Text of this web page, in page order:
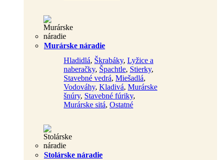
Murárske náradie
Hladidlá, Škrabáky, Lyžice a
naberačky, Špachtle, Stierky,
Stavebné vedrá, Miešadlá,
Vodováhy, Kladivá, Murárske
šnúry, Stavebné fúriky,
Murárske sitá, Ostatné
Stolárske náradie